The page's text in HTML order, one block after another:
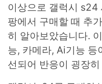
이상으로 갤럭시 s24
팡에서 구매할 때 추
히 알아보았습니다.
능, 카메라, Ai기능 등
선되어 반응이 굉장